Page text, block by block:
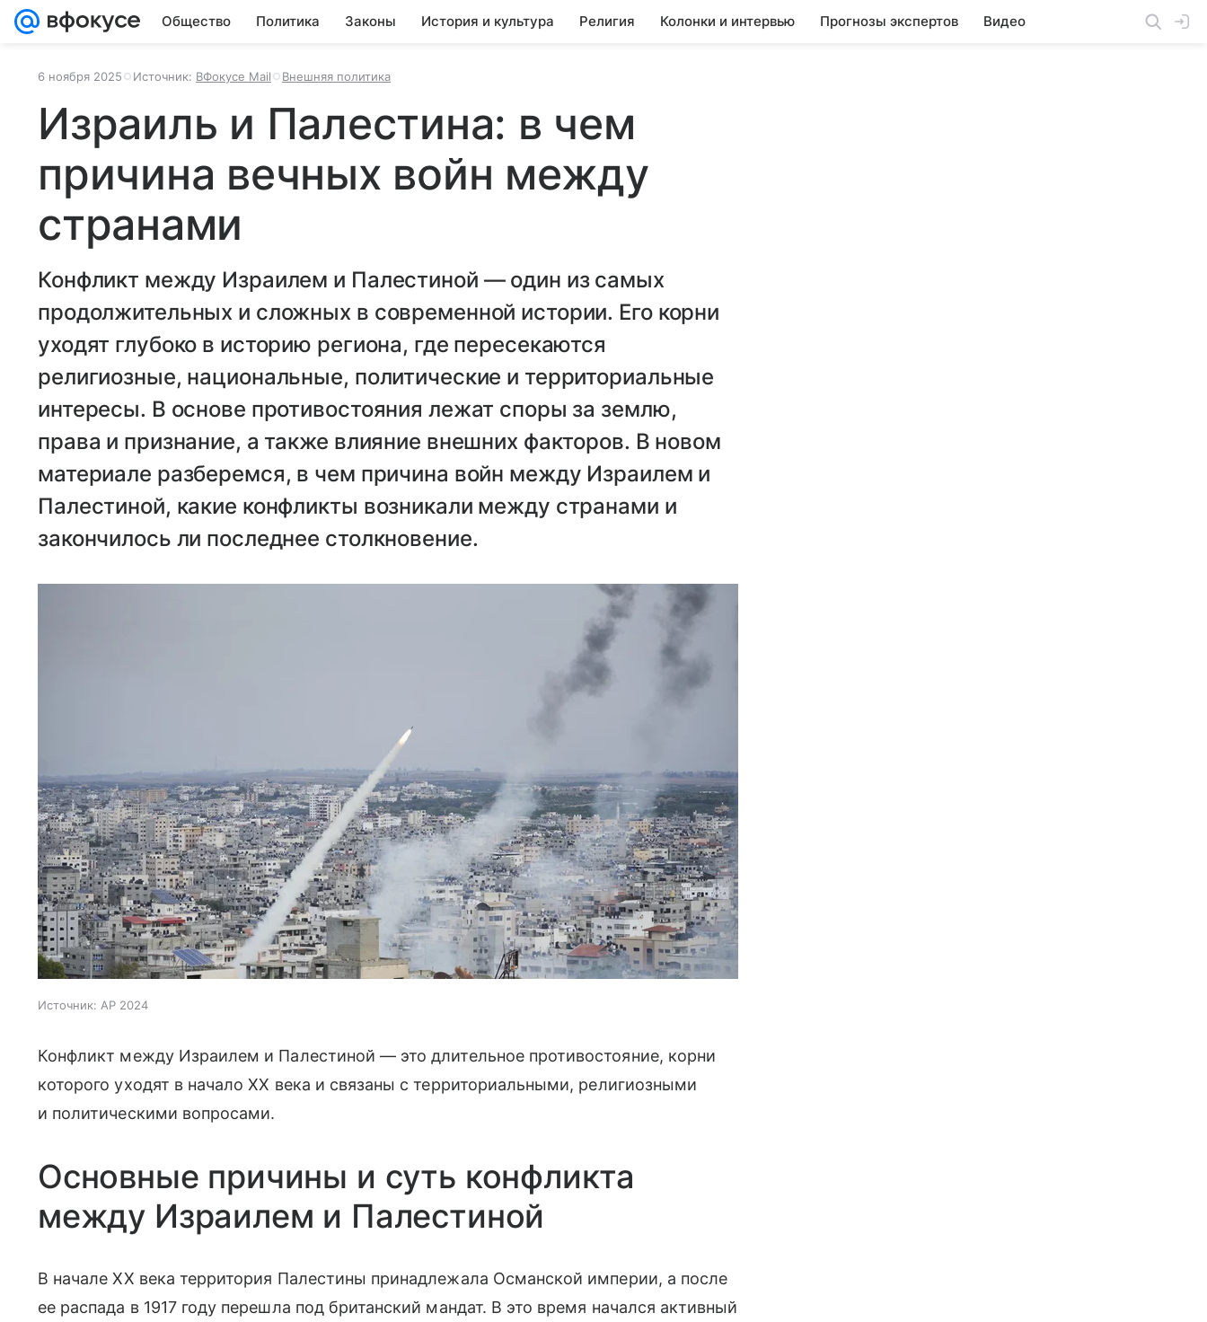
Общество Политика Законы История и культура Религия Колонки и интервью Прогнозы экспертов Видео
6 ноября 2025 Источник: ВФокусе Mail Внешняя политика
Израиль и Палестина: в чем
причина вечных войн между
странами
Конфликт между Израилем и Палестиной — один из самых
продолжительных и сложных в современной истории. Его корни
уходят глубоко в историю региона, где пересекаются
религиозные, национальные, политические и территориальные
интересы. В основе противостояния лежат споры за землю,
права и признание, а также влияние внешних факторов. В новом
материале разберемся, в чем причина войн между Израилем и
Палестиной, какие конфликты возникали между странами и
закончилось ли последнее столкновение.
Источник: AP 2024
Конфликт между Израилем и Палестиной — это длительное противостояние, корни
которого уходят в начало XX века и связаны с территориальными, религиозными
и политическими вопросами.
Основные причины и суть конфликта
между Израилем и Палестиной
В начале XX века территория Палестины принадлежала Османской империи, а после
ее распада в 1917 году перешла под британский мандат. В это время начался активный